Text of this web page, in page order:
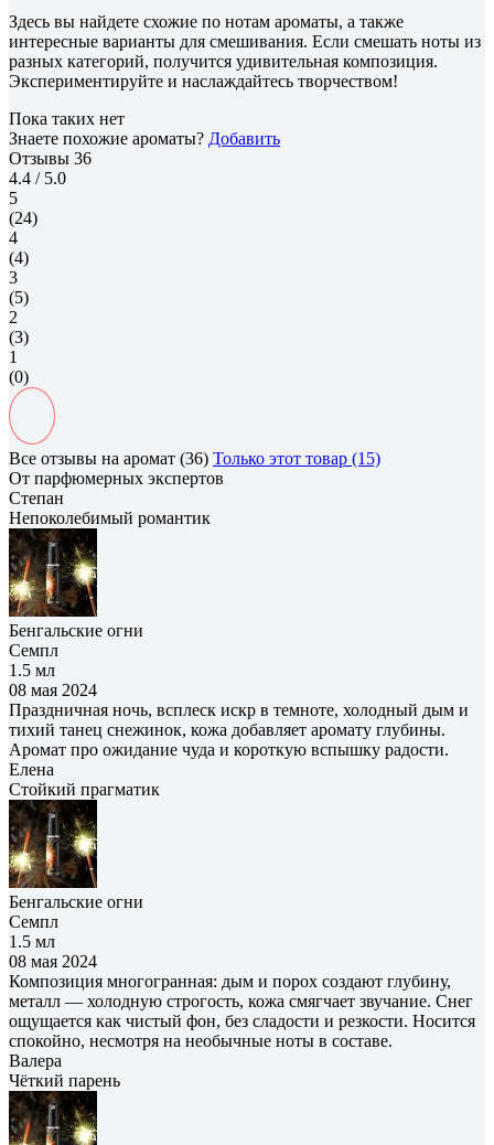
Здесь вы найдете схожие по нотам ароматы, а также
интересные варианты для смешивания. Если смешать ноты из
разных категорий, получится удивительная композиция.
Экспериментируйте и наслаждайтесь творчеством!
Пока таких нет
Знаете похожие ароматы? Добавить
Отзывы 36
4.4 / 5.0
5
(24)
4
(4)
3
(5)
2
(3)
1
(0)
Все отзывы на аромат (36) Только этот товар (15)
От парфюмерных экспертов
Степан
Непоколебимый романтик
Бенгальские огни
Семпл
1.5 мл
08 мая 2024
Праздничная ночь, всплеск искр в темноте, холодный дым и
тихий танец снежинок, кожа добавляет аромату глубины.
Аромат про ожидание чуда и короткую вспышку радости.
Елена
Cтойкий прагматик
Бенгальские огни
Семпл
1.5 мл
08 мая 2024
Композиция многогранная: дым и порох создают глубину,
металл — холодную строгость, кожа смягчает звучание. Снег
ощущается как чистый фон, без сладости и резкости. Носится
спокойно, несмотря на необычные ноты в составе.
Валера
Чёткий парень